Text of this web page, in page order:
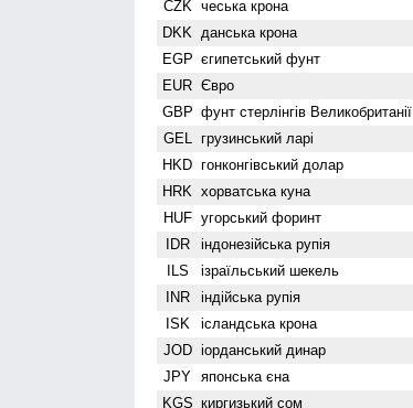
CZK чеська крона
DKK данська крона
EGP єгипетський фунт
EUR Євро
GBP фунт стерлінгів Велико­британії
GEL грузинський ларі
HKD гонконгівський долар
HRK хорватська куна
HUF угорський форинт
IDR індонезійська рупія
ILS ізраїльський шекель
INR індійська рупія
ISK ісландська крона
JOD іорданський динар
JPY японська єна
KGS киргизький сом